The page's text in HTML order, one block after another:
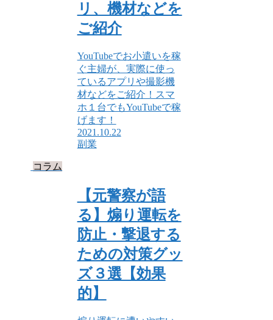
リ、機材などを
ご紹介
YouTubeでお小遣いを稼
ぐ主婦が、実際に使っ
ているアプリや撮影機
材などをご紹介！スマ
ホ１台でもYouTubeで稼
げます！
2021.10.22
副業
コラム
【元警察が語
る】煽り運転を
防止・撃退する
ための対策グッ
ズ３選【効果
的】